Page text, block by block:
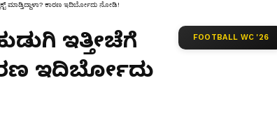
ಮಾಡ್ತಿದ್ದಾಳಾ? ಕಾರಣ ಇದಿರ್ಬೋದು ನೋಡಿ!
ಇತ್ತೀಚೆಗೆ
ಇದಿರ್ಬೋದು
FOOTBALL WC '26